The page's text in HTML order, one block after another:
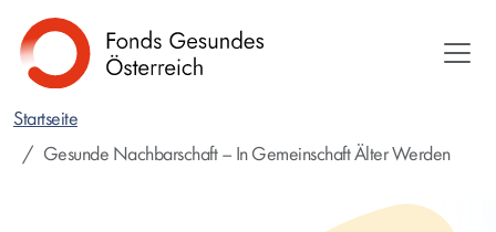
zum
Inhalt
Startseite
Gesunde Nachbarschaft – In Gemeinschaft Älter Werden